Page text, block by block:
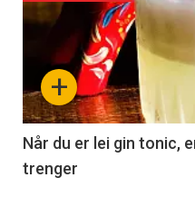
akkurat
nå
-
2
+
Når du er lei gin tonic,
trenger